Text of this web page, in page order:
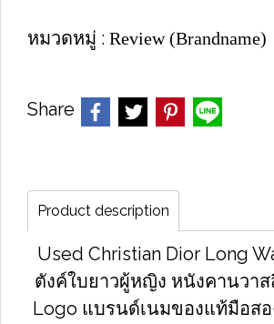
หมวดหมู่ : Review (Brandname)
Share
Product description
Used Christian Dior Long
ตังค์ใบยาวผู้หญิง หนังคานวา
Logo แบรนด์เนมของแท้มือส